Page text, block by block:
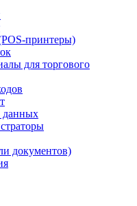
принтеры)
для торгового
данных
документов)